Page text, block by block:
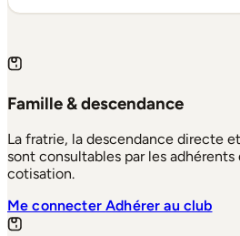
Famille & descendance
La fratrie, la descendance directe
sont consultables par les
cotisation.
Me connecterAdhérer au club